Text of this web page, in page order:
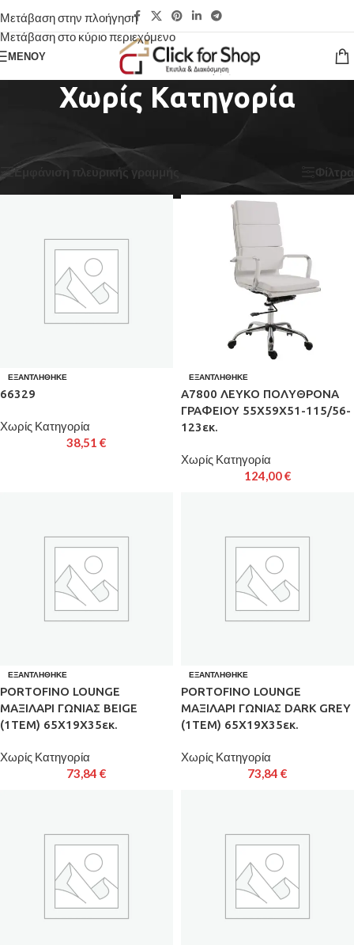
Μετάβαση στην πλοήγηση
Μετάβαση στο κύριο περιεχόμενο
ΜΕΝΟΎ
Χωρίς Κατηγορία
Βλέπετε 25–36 από 467 αποτελέσματα
Εμφάνιση πλευρικής γραμμής Φίλτρα
ΕΞΑΝΤΛΉΘΗΚΕ
66329
Χωρίς Κατηγορία
38,51 €
ΕΞΑΝΤΛΉΘΗΚΕ
A7800 ΛΕΥΚΟ ΠΟΛΥΘΡΟΝΑ
ΓΡΑΦΕΙΟΥ 55Χ59Χ51-115/56-
123εκ.
Χωρίς Κατηγορία
124,00€
ΕΞΑΝΤΛΉΘΗΚΕ
PORTOFINO LOUNGE
ΜΑΞΙΛΑΡΙ ΓΩΝΙΑΣ BEIGE
(1ΤΕΜ) 65Χ19Χ35εκ.
Χωρίς Κατηγορία
73,84 €
ΕΞΑΝΤΛΉΘΗΚΕ
PORTOFINO LOUNGE
ΜΑΞΙΛΑΡΙ ΓΩΝΙΑΣ DARK GREY
(1ΤΕΜ) 65Χ19Χ35εκ.
Χωρίς Κατηγορία
73,84 €